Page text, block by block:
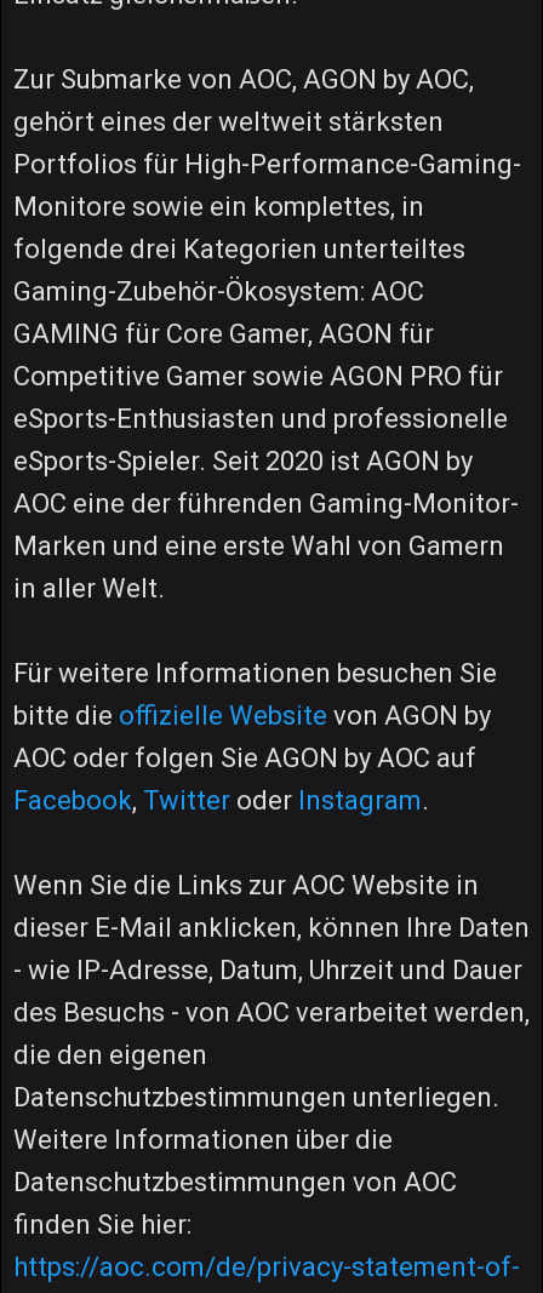
Zur Submarke von AOC, AGON by AOC,
gehört eines der weltweit stärksten
Portfolios für High-Performance-Gaming-
Monitore sowie ein komplettes, in
folgende drei Kategorien unterteiltes
Gaming-Zubehör-Ökosystem: AOC
GAMING für Core Gamer, AGON für
Competitive Gamer sowie AGON PRO für
eSports-Enthusiasten und professionelle
eSports-Spieler. Seit 2020 ist AGON by
AOC eine der führenden Gaming-Monitor-
Marken und eine erste Wahl von Gamern
in aller Welt.
Für weitere Informationen besuchen Sie
bitte die offizielle Website von AGON by
AOC oder folgen Sie AGON by AOC auf
Facebook, Twitter oder Instagram.
Wenn Sie die Links zur AOC Website in
dieser E-Mail anklicken, können Ihre Daten
- wie IP-Adresse, Datum, Uhrzeit und Dauer
des Besuchs - von AOC verarbeitet werden,
die den eigenen
Datenschutzbestimmungen unterliegen.
Weitere Informationen über die
Datenschutzbestimmungen von AOC
finden Sie hier:
https://aoc.com/de/privacy-statement-of-